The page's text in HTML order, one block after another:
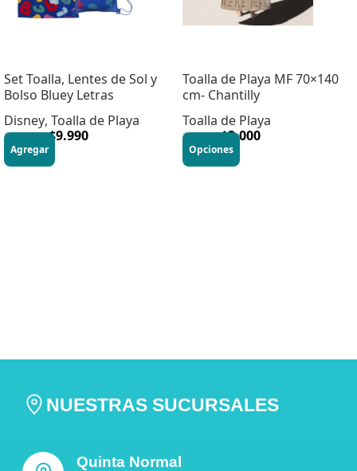
Set Toalla, Lentes de Sol y
Bolso Bluey Letras
Disney, Toalla de Playa
$15.990 $9.990
Agregar
Toalla de Playa MF 70×140
cm- Chantilly
Toalla de Playa
$9.990 $3.000
Opciones
NUESTRAS SUCURSALES
Quinta Normal